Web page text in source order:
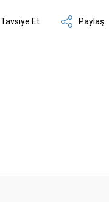
Tavsiye Et Paylaş